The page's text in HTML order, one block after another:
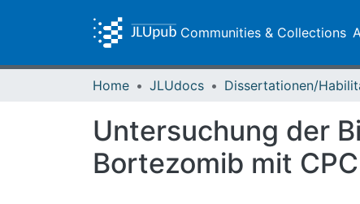
Communities & Collections
Home JLUdocs
Untersuchung der
Bortezomib mit